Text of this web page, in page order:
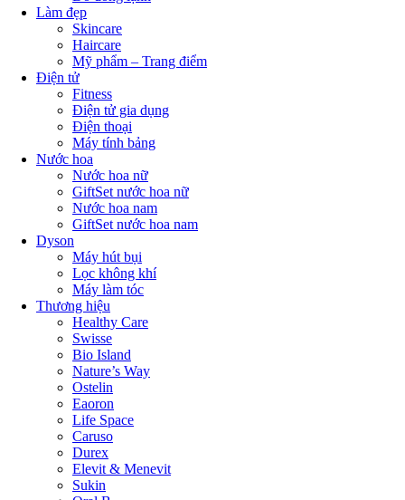
Làm đẹp
Skincare
Haircare
Mỹ phẩm – Trang điểm
Điện tử
Fitness
Điện tử gia dụng
Điện thoại
Máy tính bảng
Nước hoa
Nước hoa nữ
GiftSet nước hoa nữ
Nước hoa nam
GiftSet nước hoa nam
Dyson
Máy hút bụi
Lọc không khí
Máy làm tóc
Thương hiệu
Healthy Care
Swisse
Bio Island
Nature’s Way
Ostelin
Eaoron
Life Space
Caruso
Durex
Elevit & Menevit
Sukin